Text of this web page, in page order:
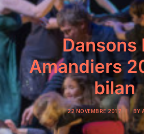
DISPOSITIFS ARTISTIQUES
À PROPOS
NOUS REJOINDRE
ACTUS
RECHERCHE
Dansons
Amandiers
bilan
22 NOVEMBRE 2017 | BY